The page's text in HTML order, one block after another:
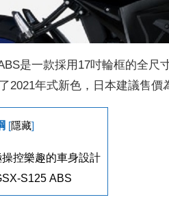
是一款採用17吋輪框的全
2021年式新色，日本建議售價
隱藏]
控樂趣的車身設計
S125 ABS